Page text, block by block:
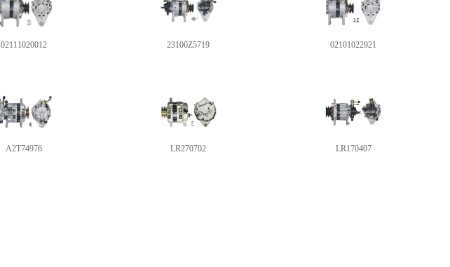
02111020012 23100Z5719 02101022921
A2T74976 LR270702 LR170407